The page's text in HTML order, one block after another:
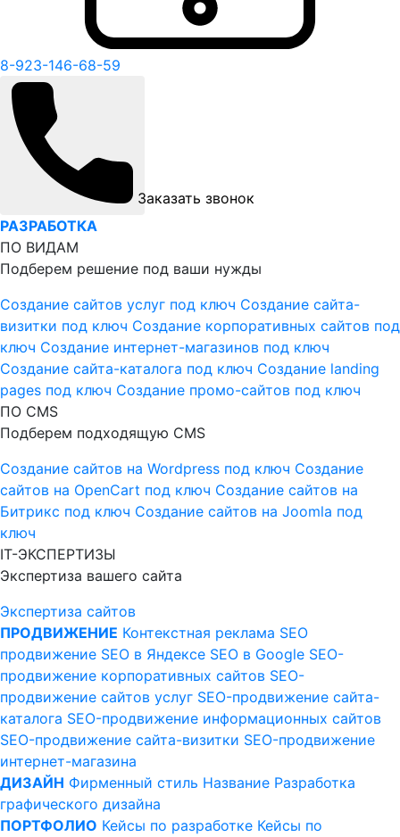
8-923-146-68-59
Заказать звонок
РАЗРАБОТКА
ПО ВИДАМ
Подберем решение под ваши нужды
Создание сайтов услуг под ключ Создание сайта-
визитки под ключ Создание корпоративных сайтов под
ключ Создание интернет-магазинов под ключ
Создание сайта-каталога под ключ Создание landing
pages под ключ Создание промо-сайтов под ключ
ПО CMS
Подберем подходящую CMS
Создание сайтов на Wordpress под ключ Создание
сайтов на OpenCart под ключ Создание сайтов на
Битрикс под ключ Создание сайтов на Joomla под
ключ
IT-ЭКСПЕРТИЗЫ
Экспертиза вашего сайта
Экспертиза сайтов
ПРОДВИЖЕНИЕ Контекстная реклама SEO
продвижение SEO в Яндексе SEO в Google SEO-
продвижение корпоративных сайтов SEO-
продвижение сайтов услуг SEO-продвижение сайта-
каталога SEO-продвижение информационных сайтов
SEO-продвижение сайта-визитки SEO-продвижение
интернет-магазина
ДИЗАЙН Фирменный стиль Название Разработка
графического дизайна
ПОРТФОЛИО Кейсы по разработке Кейсы по